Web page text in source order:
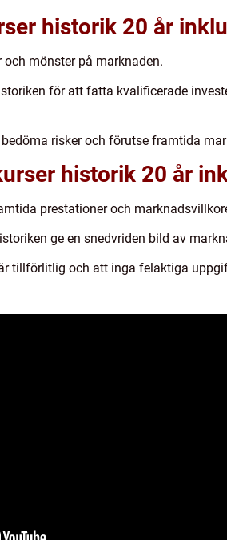
historik 20 år
mönster på marknaden.
för att fatta kvalificerade
risker och förutse framtida
historik 20 år
prestationer och
ge en snedvriden bild av
tillförlitlig och att inga felaktiga